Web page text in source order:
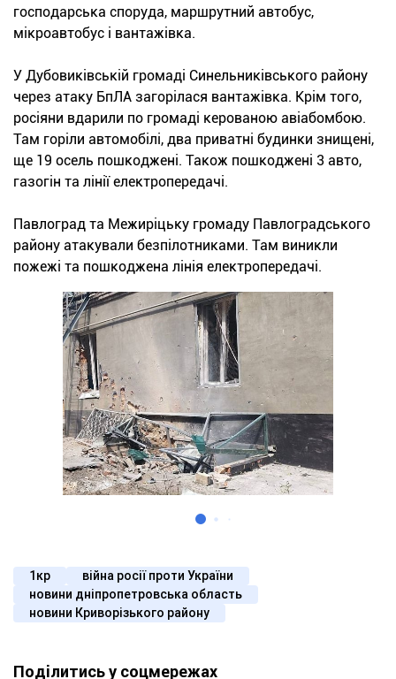
господарська споруда, маршрутний автобус,
мікроавтобус і вантажівка.
У Дубовиківській громаді Синельниківського району
через атаку БпЛА загорілася вантажівка. Крім того,
росіяни вдарили по громаді керованою авіабомбою.
Там горіли автомобілі, два приватні будинки знищені,
ще 19 осель пошкоджені. Також пошкоджені 3 авто,
газогін та лінії електропередачі.
Павлоград та Межиріцьку громаду Павлоградського
району атакували безпілотниками. Там виникли
пожежі та пошкоджена лінія електропередачі.
1кр
війна росії проти України
новини дніпропетровська область
новини Криворізького району
Поділитись у соцмережах